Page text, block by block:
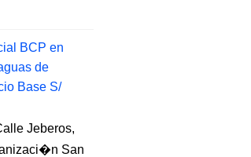
BCP en
de
Base S/
Jeberos,
San